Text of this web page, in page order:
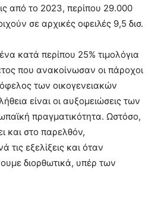
από το 2023, περίπου 29.000
σε αρχικές οφειλές 9,5 δισ.
κατά περίπου 25% τιμολόγια
που ανακοίνωσαν οι πάροχοι
των οικογενειακών
είναι οι αυξομειώσεις των
πραγματικότητα. Ωστόσο,
και στο παρελθόν,
εξελίξεις και όταν
διορθωτικά, υπέρ των